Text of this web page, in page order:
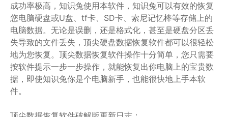
成功率极高，知识兔使用本软件，知识兔可以有效的恢复
您电脑硬盘或U盘、tf卡、SD卡、索尼记忆棒等存储上的
电脑数据。无论是误删，还是格式化，甚至是硬盘分区丢
失导致的文件丢失，顶尖硬盘数据恢复软件都可以很轻松
地为您恢复。顶尖数据恢复软件操作十分简单，您只需要
按软件提示一步一步操作，就能恢复出你电脑上的宝贵数
据，即使知识兔你是个电脑新手，也能很快地上手本软
件。